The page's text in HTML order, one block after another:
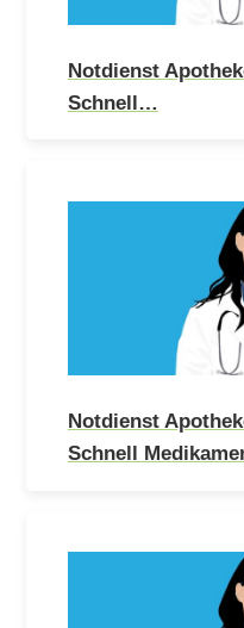
Notdienst
Schnell…
Notdienst
Schnell